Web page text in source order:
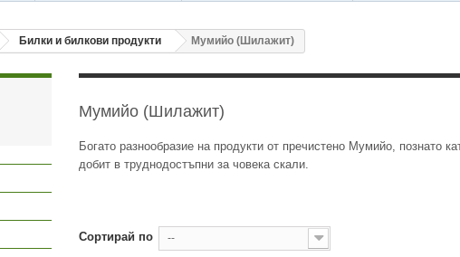
Билки и билкови продукти Мумийо (Шилажит)
Мумийо (Шилажит)
Богато разнообразие на продукти от пречистено Мумийо,
добит в труднодостъпни за човека скали.
Сортирай по --